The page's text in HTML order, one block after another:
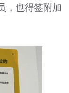
，也得签附加